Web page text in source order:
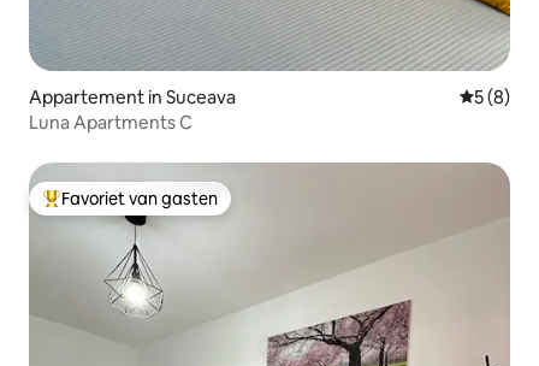
Appartement in Suceava
5 (8)
Luna Apartments C
Topfavoriet van gasten
Favoriet van gasten